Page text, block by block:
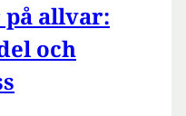
allvar:
och